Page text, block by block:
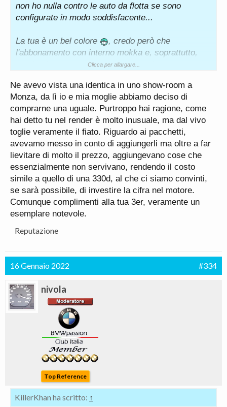
non ho nulla contro le auto da flotta se sono
configurate in modo soddisfacente...
La tua è un bel colore
, credo però che
l'abbonamento con interno mokka e, soprattutto,
con le pinze rosse la renda molto... inusuale, ecco.
non aiuta certo la rivendibilità.
Ma il tuo dealer saprà certo consigliarti al meglio.
Clicca per allargare...
Ne avevo vista una identica in uno show-room a
Monza, da lì io e mia moglie abbiamo deciso di
comprarne una uguale. Purtroppo hai ragione, come
hai detto tu nel render è molto inusuale, ma dal vivo
toglie veramente il fiato. Riguardo ai pacchetti,
avevamo messo in conto di aggiungerli ma oltre a far
lievitare di molto il prezzo, aggiungevano cose che
essenzialmente non servivano, rendendo il costo
simile a quello di una 330d, al che ci siamo convinti,
se sarà possibile, di investire la cifra nel motore.
Comunque complimenti alla tua 3er, veramente un
esemplare notevole.
Reputazione
16 Gennaio 2022 #334
nivola
Top Reference
KillerKhan ha scritto: ↑